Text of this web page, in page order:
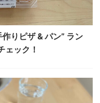
りピザ & パン” ラン
ェック！